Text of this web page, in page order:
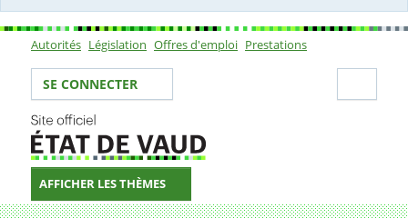
Sous-navigation
Autorités Législation Offres d'emploi Prestations
Votre identité
SE CONNECTER
AFFICHER LES THÈMES